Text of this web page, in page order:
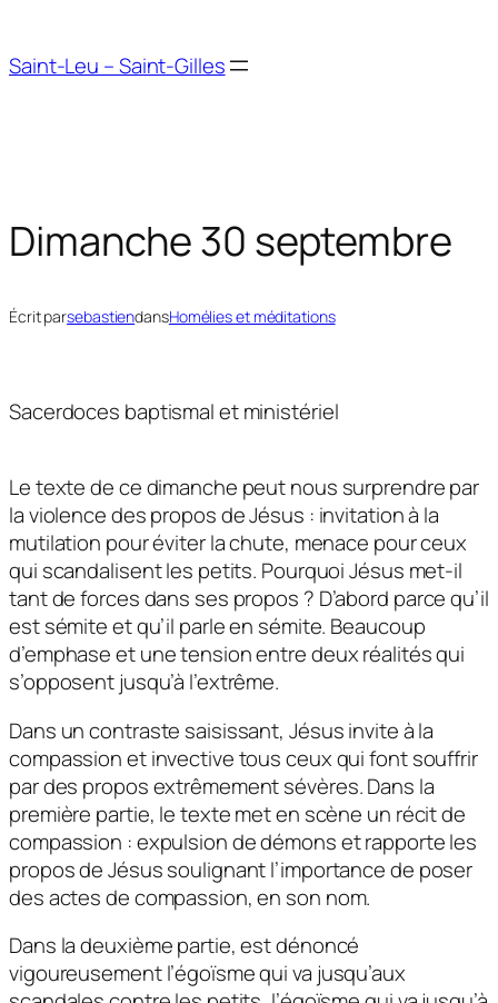
contenu
Saint-Leu – Saint-Gilles
Dimanche 30 septembre
Écrit parsebastiendansHomélies et méditations
Sacerdoces baptismal et ministériel
Le texte de ce dimanche peut nous surprendre par
la violence des propos de Jésus : invitation à la
mutilation pour éviter la chute, menace pour ceux
qui scandalisent les petits. Pourquoi Jésus met-il
tant de forces dans ses propos ? D’abord parce qu’il
est sémite et qu’il parle en sémite. Beaucoup
d’emphase et une tension entre deux réalités qui
s’opposent jusqu’à l’extrême.
Dans un contraste saisissant, Jésus invite à la
compassion et invective tous ceux qui font souffrir
par des propos extrêmement sévères. Dans la
première partie, le texte met en scène un récit de
compassion : expulsion de démons et rapporte les
propos de Jésus soulignant l’importance de poser
des actes de compassion, en son nom.
Dans la deuxième partie, est dénoncé
vigoureusement l’égoïsme qui va jusqu’aux